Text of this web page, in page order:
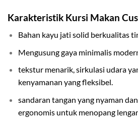
Karakteristik Kursi Makan
Bahan kayu jati solid berkualitas
Mengusung gaya minimalis
tekstur menarik, sirkulasi udara
kenyamanan yang fleksibel.
sandaran tangan yang nyaman
ergonomis untuk menopang